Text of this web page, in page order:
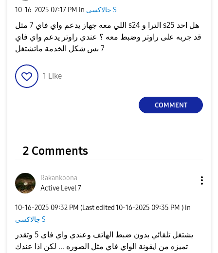
‎10-16-2025 07:17 PM in جالاكسى S
اللي معه جهاز يدعم واي فاي 7 مثل s24 الترا و s25 هل احد
قد جربه على راوتر وضبط معه ؟ عندي راوتر يدعم واي فاي
1 Like
COMMENT
2 Comments
Rakankoona
Active Level 7
‎10-16-2025 09:32 PM (Last edited ‎10-16-2025 09:35 PM ) in
جالاكسى S
يشتغل تلقائي بدون ضبط الهاتف وعندي واي فاي 5 وتقدر
تميزه من ايقونة الواي فاي مثل الصوره ... لكن اذا عندك